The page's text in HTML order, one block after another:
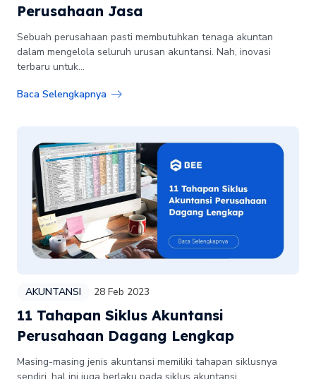
Perusahaan Jasa
Sebuah perusahaan pasti membutuhkan tenaga akuntan
dalam mengelola seluruh urusan akuntansi. Nah, inovasi
terbaru untuk...
Baca Selengkapnya
AKUNTANSI 28 Feb 2023
11 Tahapan Siklus Akuntansi
Perusahaan Dagang Lengkap
Masing-masing jenis akuntansi memiliki tahapan siklusnya
sendiri, hal ini juga berlaku pada siklus akuntansi